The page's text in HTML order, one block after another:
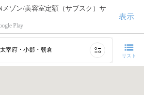
メゾン/美容室定額（サブスク）サ
Play
表示
宰府・小郡・朝倉
リスト
このエリアで再検索する